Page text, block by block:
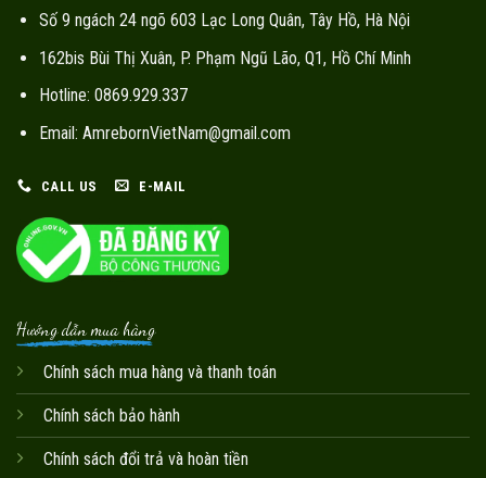
Số 9 ngách 24 ngõ 603 Lạc Long Quân, Tây Hồ, Hà Nội
162bis Bùi Thị Xuân, P. Phạm Ngũ Lão, Q1, Hồ Chí Minh
Hotline: 0869.929.337
Email: AmrebornVietNam@gmail.com
CALL US E-MAIL
Hướng dẫn mua hàng
Chính sách mua hàng và thanh toán
Chính sách bảo hành
Chính sách đổi trả và hoàn tiền